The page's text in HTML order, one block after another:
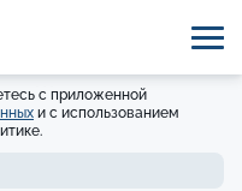
с приложенной
и с использованием